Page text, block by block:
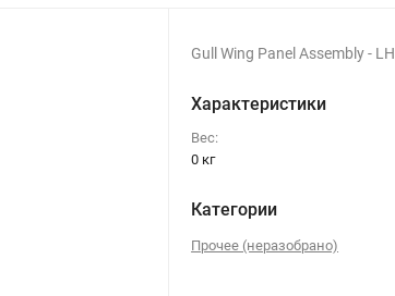
Gull Wing Panel Assembly - LH
Характеристики
Вес:
0 кг
Категории
Прочее (неразобрано)